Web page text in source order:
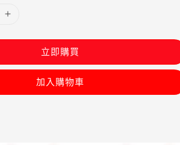
立即購買
加入購物車